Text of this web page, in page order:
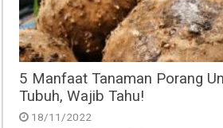
5 Manfaat Tanaman Porang
Tubuh, Wajib Tahu!
18/11/2022